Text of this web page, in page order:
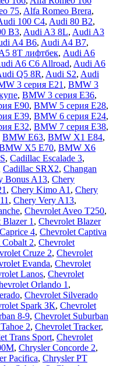
75, Alfa Romeo Brera,
100 C4, Audi 80 B2,
B3, Audi A3 8L, Audi A3
A4 B6, Audi A4 B7,
8T лифтбек, Audi A6
A6 C6 Allroad, Audi A6
Q5 8R, Audi S2, Audi
3 серия E21 , BMW 3
, BMW 3 серия E36,
E90, BMW 5 серия E28,
E39, BMW 6 серия E24,
E32, BMW 7 серия E38,
BMW E63, BMW X1 E84,
X5 E70, BMW X6
, Cadillac Escalade 3,
Cadillac SRX2, Changan
Bonus A13, Chery
, Chery Kimo A1 , Chery
, Chery Very A13,
, Chevrolet Aveo T250,
1 , Chevrolet Blazer
4, Chevrolet Captiva
2, Chevrolet
Cruze 2, Chevrolet
Evanda, Chevrolet
Lanos, Chevrolet
Orlando 1 ,
, Chevrolet Silverado
Spark ЗК, Chevrolet
8-9, Chevrolet Suburban
2, Chevrolet Tracker,
Trans Sport, Chevrolet
, Chrysler Concorde 2,
Pacifica, Chrysler PT